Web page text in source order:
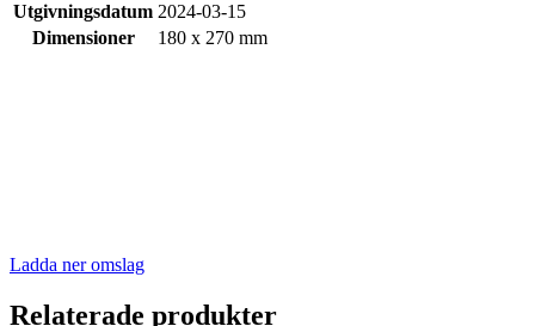
Utgivningsdatum 2024-03-15
Dimensioner
180 x 270 mm
Ladda ner omslag
Relaterade produkter